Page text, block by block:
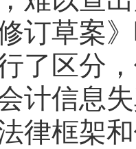
草案》
了区分
计信息
律框架